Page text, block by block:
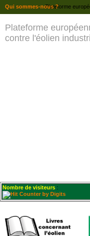
Plateforme
contre l'éolien
Nombre de visiteurs :
Plateforme
Qui sommes-nous ?